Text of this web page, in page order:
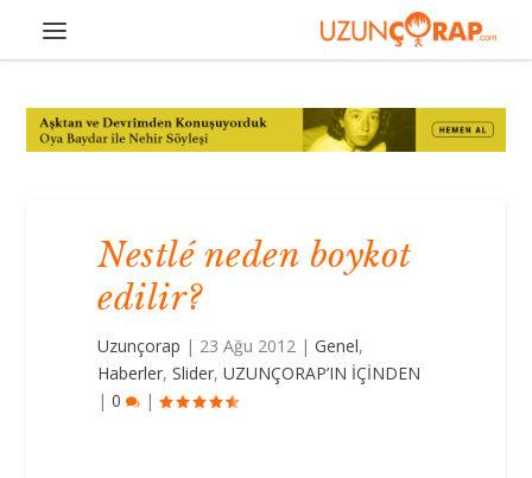
Nestlé neden boykot
edilir?
Uzunçorap | 23 Ağu 2012 |Genel,
Haberler,Slider,UZUNÇORAP’IN İÇİNDEN
|0 |